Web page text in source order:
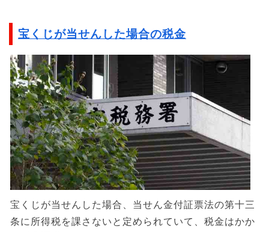
宝くじが当せんした場合の税金
宝くじが当せんした場合、当せん金付証票法の第十三
条に所得税を課さないと定められていて、税金はかか